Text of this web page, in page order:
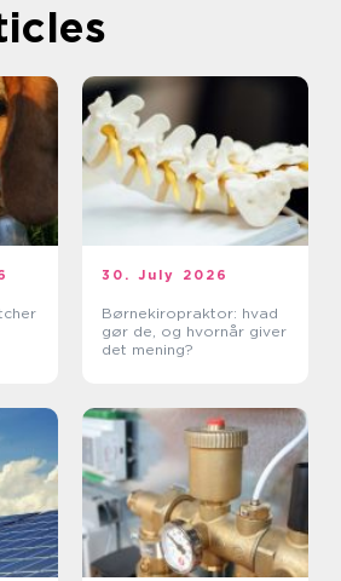
30. July 2026
Børnekiropraktor: hvad
gør de, og hvornår giver
det mening?